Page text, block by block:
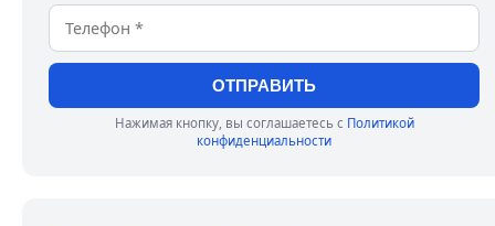
ОТПРАВИТЬ
Нажимая кнопку, вы соглашаетесь с Политикой
конфиденциальности